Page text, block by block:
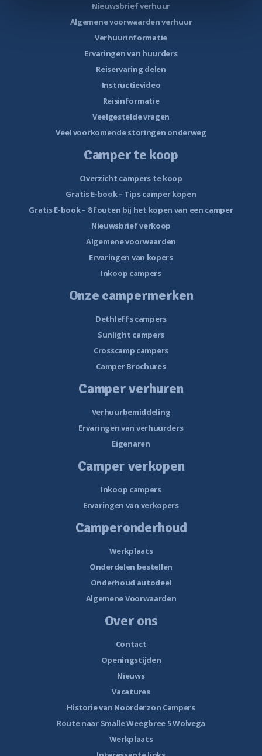
Nieuwsbrief verhuur
Algemene voorwaarden verhuur
Verhuurinformatie
Ervaringen van huurders
Reiservaring delen
Instructievideo
Reisinformatie
Veelgestelde vragen
Veel voorkomende storingen onderweg
Camper te koop
Overzicht campers te koop
Gratis E-book – Tips camper kopen
Gratis E-book – 8 fouten bij het kopen van een camper
Nieuwsbrief verkoop
Algemene voorwaarden
Ervaringen van kopers
Inkoop campers
Onze campermerken
Dethleffs campers
Sunlight campers
Crosscamp campers
Camper Brochures
Camper verhuren
Verhuurbemiddeling
Ervaringen van verhuurders
Eigenaren
Camper verkopen
Inkoop campers
Ervaringen van verkopers
Camperonderhoud
Werkplaats
Onderdelen bestellen
Onderhoud autodeel
Algemene Voorwaarden
Over ons
Contact
Openingstijden
Nieuws
Vacatures
Historie van Noorderzon Campers
Route naar Smalle Weegbree 5 Wolvega
Werkplaats